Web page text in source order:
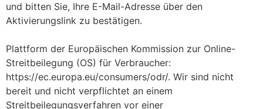
und bitten Sie, Ihre E-Mail-Adresse über den
Aktivierungslink zu bestätigen.
Plattform der Europäischen Kommission zur Online-
Streitbeilegung (OS) für Verbraucher:
https://ec.europa.eu/consumers/odr/. Wir sind nicht
bereit und nicht verpflichtet an einem
Streitbeilegungsverfahren vor einer